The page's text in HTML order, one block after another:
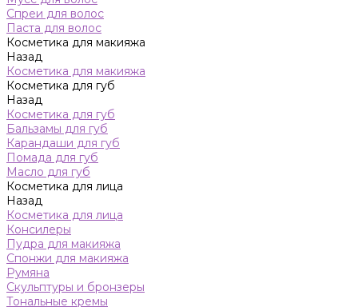
Спреи для волос
Паста для волос
Косметика для макияжа
Назад
Косметика для макияжа
Косметика для губ
Назад
Косметика для губ
Бальзамы для губ
Карандаши для губ
Помада для губ
Масло для губ
Косметика для лица
Назад
Косметика для лица
Консилеры
Пудра для макияжа
Спонжи для макияжа
Румяна
Скульптуры и бронзеры
Тональные кремы